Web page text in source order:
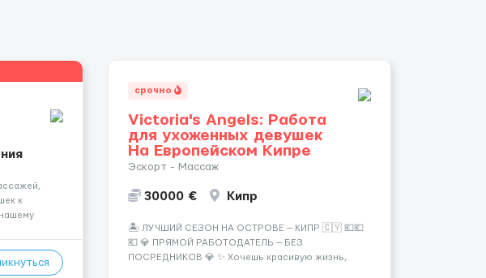
к
срочно
Victoria's Angels: Работа
для ухоженных девушек
На Европейском Кипре
Эскорт - Массаж
30000 € Кипр
🏝️ ЛУЧШИЙ СЕЗОН НА ОСТРОВЕ — КИПР 🇨🇾 💶💶
💶 💎 ПРЯМОЙ РАБОТОДАТЕЛЬ — БЕЗ
ПОСРЕДНИКОВ 💎 ✨ Хочешь красивую жизнь,